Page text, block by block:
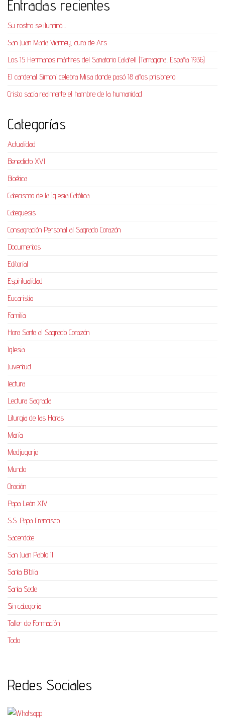
Entradas recientes
Su rostro se iluminó…
San Juan María Vianney, cura de Ars
Los 15 Hermanos mártires del Sanatorio Calafell (Tarragona, España 1936)
El cardenal Simoni celebra Misa donde pasó 18 años prisionero
Cristo sacia realmente el hambre de la humanidad
Categorías
Actualidad
Benedicto XVI
Bioética
Catecismo de la Iglesia Católica
Catequesis
Consagración Personal al Sagrado Corazón
Documentos
Editorial
Espiritualidad
Eucaristía
Familia
Hora Santa al Sagrado Corazón
Iglesia
Juventud
lectura
Lectura Sagrada
Liturgia de las Horas
María
Medjugorje
Mundo
Oración
Papa León XIV
S.S. Papa Francisco
Sacerdote
San Juan Pablo II
Santa Biblia
Santa Sede
Sin categoría
Taller de Formación
Todo
Redes Sociales